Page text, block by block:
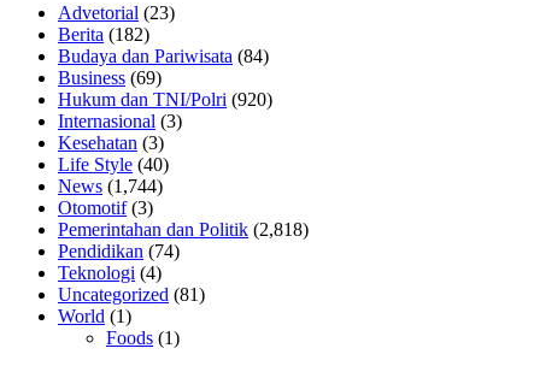
Advetorial (23)
Berita (182)
Budaya dan Pariwisata (84)
Business (69)
Hukum dan TNI/Polri (920)
Internasional (3)
Kesehatan (3)
Life Style (40)
News (1,744)
Otomotif(3)
Pemerintahan dan Politik (2,818)
Pendidikan (74)
Teknologi (4)
Uncategorized (81)
World (1)
Foods (1)